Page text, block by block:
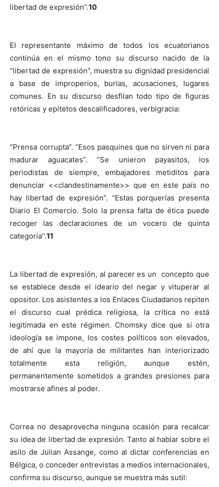
libertad de expresión”.10
El representante máximo de todos los ecuatorianos
continúa en el mismo tono su discurso nacido de la
“libertad de expresión”, muestra su dignidad presidencial
a base de improperios, burlas, acusaciones, lugares
comunes. En su discurso desfilan todo tipo de figuras
retóricas y epítetos descalificadores, verbigracia:
“Prensa corrupta”. “Esos pasquines que no sirven ni para
madurar aguacates”. “Se unieron payasitos, los
periodistas de siempre, embajadores metiditos para
denunciar <<clandestinamente>> que en este país no
hay libertad de expresión”. “Estas porquerías presenta
Diario El Comercio. Solo la prensa falta de ética puede
recoger las declaraciones de un vocero de quinta
categoría”.11
La libertad de expresión, al parecer es un concepto que
se establece desde el ideario del negar y vituperar al
opositor. Los asistentes a los Enlaces Ciudadanos repiten
el discurso cual prédica religiosa, la crítica no está
legitimada en este régimen. Chomsky dice que si otra
ideología se impone, los costes políticos son elevados,
de ahí que la mayoría de militantes han interiorizado
totalmente esta religión, aunque estén,
permanentemente sometidos a grandes presiones para
mostrarse afines al poder.
Correa no desaprovecha ninguna ocasión para recalcar
su idea de libertad de expresión. Tanto al hablar sobre el
asilo de Julian Assange, como al dictar conferencias en
Bélgica, o conceder entrevistas a medios internacionales,
confirma su discurso, aunque se muestra más sutil: